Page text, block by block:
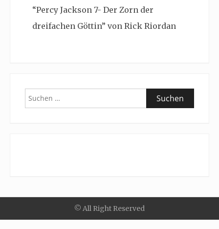
“Percy Jackson 7- Der Zorn der
dreifachen Göttin” von Rick Riordan
Suchen
nach:
© All Right Reserved